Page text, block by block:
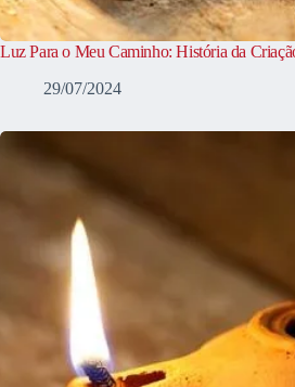
Luz Para o Meu Caminho: História da
29/07/2024